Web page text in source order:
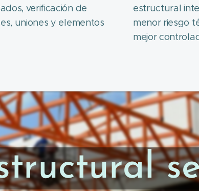
verificación de
uniones y elementos
estructural
menor riesgo
mejor